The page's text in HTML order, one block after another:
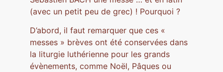
(avec un petit peu de grec) ! Pourquoi ?
D’abord, il faut remarquer que ces «
messes » brèves ont été conservées dans
la liturgie luthérienne pour les grands
évènements, comme Noël, Pâques ou